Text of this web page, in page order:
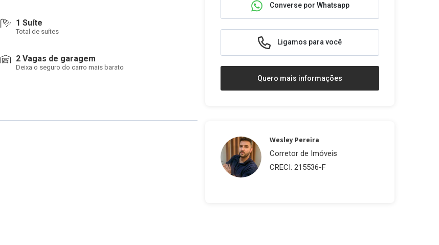
1 Suíte
Total de suítes
2 Vagas de garagem
Deixa o seguro do carro mais barato
Converse por Whatsapp
Ligamos para você
Quero mais informações
Wesley Pereira
Corretor de Imóveis
CRECI: 215536-F